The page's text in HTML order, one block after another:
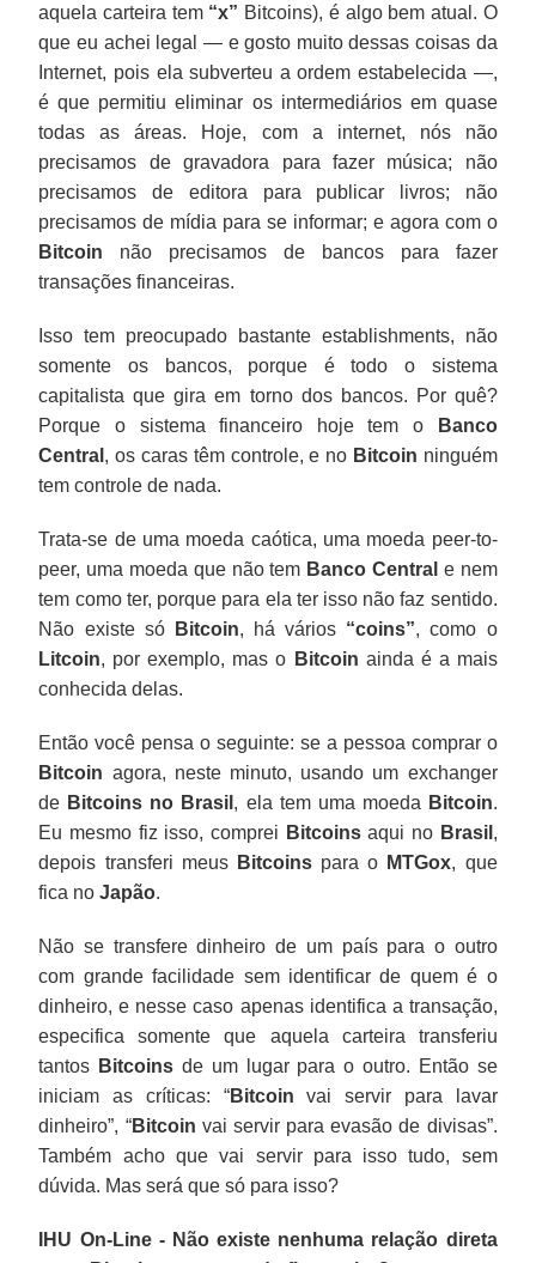
aquela carteira tem “x” Bitcoins), é algo bem atual. O
que eu achei legal — e gosto muito dessas coisas da
Internet, pois ela subverteu a ordem estabelecida —,
é que permitiu eliminar os intermediários em quase
todas as áreas. Hoje, com a internet, nós não
precisamos de gravadora para fazer música; não
precisamos de editora para publicar livros; não
precisamos de mídia para se informar; e agora com o
Bitcoin não precisamos de bancos para fazer
transações financeiras.
Isso tem preocupado bastante establishments, não
somente os bancos, porque é todo o sistema
capitalista que gira em torno dos bancos. Por quê?
Porque o sistema financeiro hoje tem o
Banco
Central , os caras têm controle, e no Bitcoin ninguém
tem controle de nada.
Trata-se de uma moeda caótica, uma moeda peer-to-
peer, uma moeda que não tem Banco Central e nem
tem como ter, porque para ela ter isso não faz sentido.
Não existe só
Bitcoin, há vários “coins”, como o
Litcoin, por exemplo, mas o Bitcoin ainda é a mais
conhecida delas.
Então você pensa o seguinte: se a pessoa comprar o
Bitcoin agora, neste minuto, usando um exchanger
de Bitcoins no Brasil , ela tem uma moeda Bitcoin.
Eu mesmo fiz isso, comprei Bitcoinsaqui no Brasil ,
depois transferi meusBitcoinspara o MTGox, que
fica noJapão.
Não se transfere dinheiro de um país para o outro
com grande facilidade sem identificar de quem é o
dinheiro, e nesse caso apenas identifica a transação,
especifica somente que aquela carteira transferiu
tantos Bitcoins de um lugar para o outro. Então se
iniciam as críticas: “Bitcoin vai servir para lavar
dinheiro”, “Bitcoin vai servir para evasão de divisas”.
Também acho que vai servir para isso tudo, sem
dúvida. Mas será que só para isso?
IHU On-Line - Não existe nenhuma relação direta